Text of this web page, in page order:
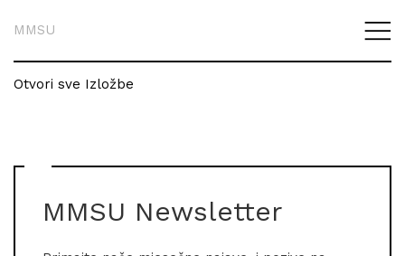
MMSU
Otvori sve Izložbe
MMSU Newsletter